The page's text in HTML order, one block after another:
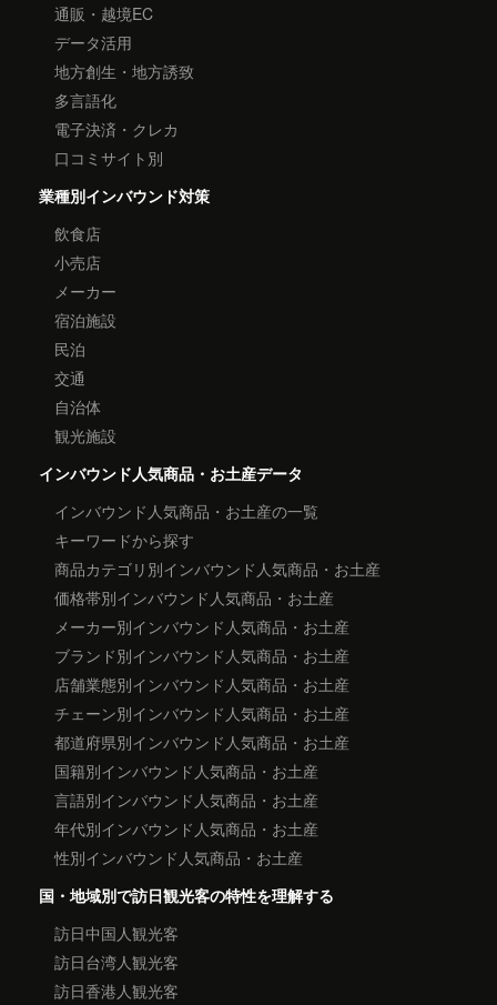
通販・越境EC
データ活用
地方創生・地方誘致
多言語化
電子決済・クレカ
口コミサイト別
業種別インバウンド対策
飲食店
小売店
メーカー
宿泊施設
民泊
交通
自治体
観光施設
インバウンド人気商品・お土産データ
インバウンド人気商品・お土産の一覧
キーワードから探す
商品カテゴリ別インバウンド人気商品・お土産
価格帯別インバウンド人気商品・お土産
メーカー別インバウンド人気商品・お土産
ブランド別インバウンド人気商品・お土産
店舗業態別インバウンド人気商品・お土産
チェーン別インバウンド人気商品・お土産
都道府県別インバウンド人気商品・お土産
国籍別インバウンド人気商品・お土産
言語別インバウンド人気商品・お土産
年代別インバウンド人気商品・お土産
性別インバウンド人気商品・お土産
国・地域別で訪日観光客の特性を理解する
訪日中国人観光客
訪日台湾人観光客
訪日香港人観光客